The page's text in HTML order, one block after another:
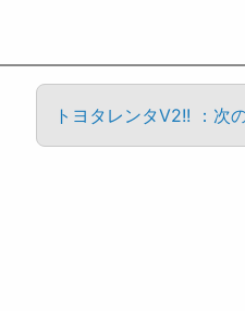
トヨタレンタV2!! ：次